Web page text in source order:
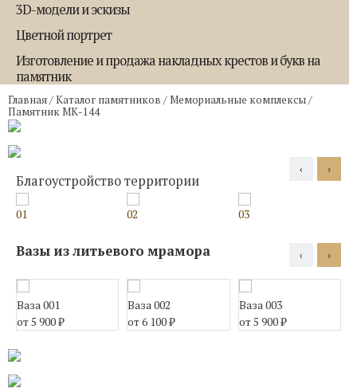
3D-модели и эскизы
Цветной портрет
Изготовление и продажа накладных крестов и букв на
памятник
Главная/Каталог памятников /Мемориальные комплексы/
Памятник МК-144
Благоустройство территории
01 02 03
‹ ›
Вазы из литьевого мрамора
Ваза 001
от 5 900₽
Ваза 002
от 6 100₽
Ваза 003
от 5 900₽
‹ ›